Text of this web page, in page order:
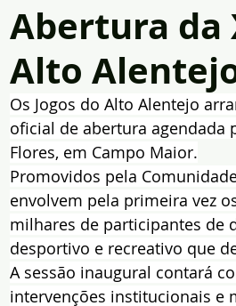
Abertura da
Alto
Os Jogos do Alto Alentejo
oficial de abertura agendada
Flores, em Campo Maior.
Promovidos pela
envolvem pela primeira vez
milhares de participantes de
desportivo e recreativo que
A sessão inaugural contará
intervenções institucionais e